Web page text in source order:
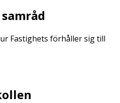
Fastighets förhåller sig till